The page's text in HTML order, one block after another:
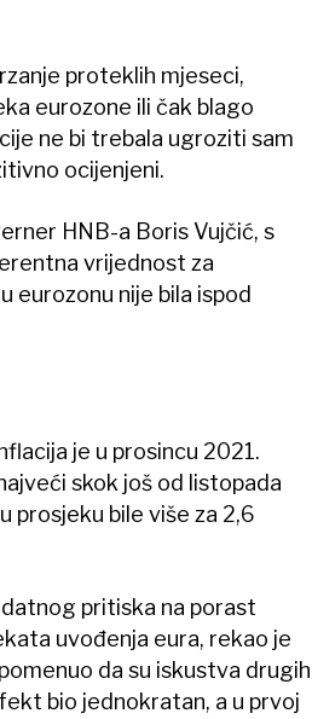
proteklih mjeseci,
eurozone ili čak blago
ne bi trebala ugroziti sam
ocijenjeni.
HNB-a Boris Vujčić, s
vrijednost za
eurozonu nije bila ispod
je u prosincu 2021.
skok još od listopada
prosjeku bile više za 2,6
pritiska na porast
uvođenja eura, rekao je
da su iskustva drugih
bio jednokratan, a u prvoj